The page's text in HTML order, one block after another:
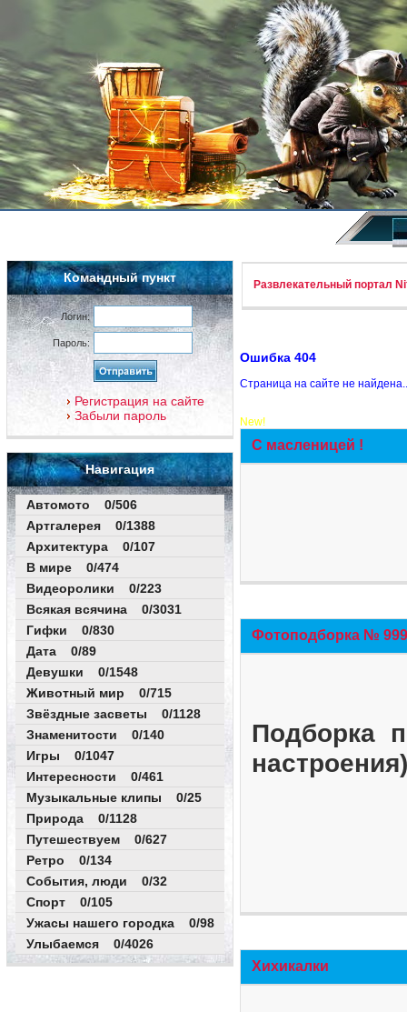
Командный пункт
Логин:
Пароль:
Регистрация на сайте
Забыли пароль
Навигация
Автомото 0/506
Артгалерея 0/1388
Архитектура 0/107
В мире 0/474
Видеоролики 0/223
Всякая всячина 0/3031
Гифки 0/830
Дата 0/89
Девушки 0/1548
Животный мир 0/715
Звёздные засветы 0/1128
Знаменитости 0/140
Игры 0/1047
Интересности 0/461
Музыкальные клипы 0/25
Природа 0/1128
Путешествуем 0/627
Ретро 0/134
События, люди 0/32
Спорт 0/105
Ужасы нашего городка 0/98
Улыбаемся 0/4026
Развлекательный портал
Ошибка 404
Страница на сайте не
New!
С масленицей !
Фотоподборка №
Подборка
Хихикалки